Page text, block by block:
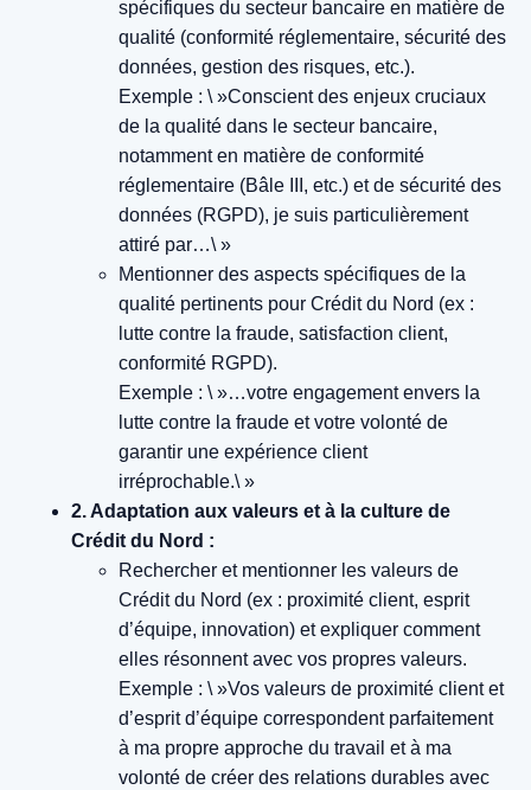
spécifiques du secteur bancaire en matière de
qualité (conformité réglementaire, sécurité des
données, gestion des risques, etc.).
Exemple : \ »Conscient des enjeux cruciaux
de la qualité dans le secteur bancaire,
notamment en matière de conformité
réglementaire (Bâle III, etc.) et de sécurité des
données (RGPD), je suis particulièrement
attiré par…\ »
Mentionner des aspects spécifiques de la
qualité pertinents pour Crédit du Nord (ex :
lutte contre la fraude, satisfaction client,
conformité RGPD).
Exemple : \ »…votre engagement envers la
lutte contre la fraude et votre volonté de
garantir une expérience client
irréprochable.\ »
2. Adaptation aux valeurs et à la culture de
Crédit du Nord :
Rechercher et mentionner les valeurs de
Crédit du Nord (ex : proximité client, esprit
d’équipe, innovation) et expliquer comment
elles résonnent avec vos propres valeurs.
Exemple : \ »Vos valeurs de proximité client et
d’esprit d’équipe correspondent parfaitement
à ma propre approche du travail et à ma
volonté de créer des relations durables avec